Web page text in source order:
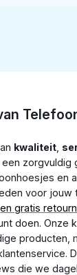
kwaliteit
zorgvuldig
en
voor jouw
gratis
doen. Onze
producten,
die we